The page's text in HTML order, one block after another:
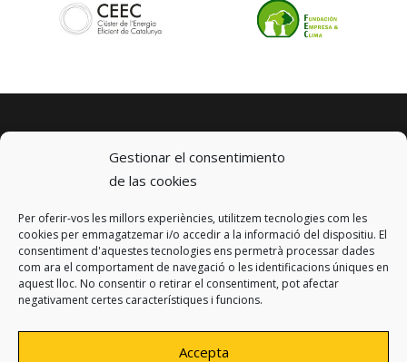
Gestionar el consentimiento
de las cookies
Per oferir-vos les millors experiències, utilitzem tecnologies com les
cookies per emmagatzemar i/o accedir a la informació del dispositiu. El
consentiment d'aquestes tecnologies ens permetrà processar dades
com ara el comportament de navegació o les identificacions úniques en
aquest lloc. No consentir o retirar el consentiment, pot afectar
negativament certes característiques i funcions.
Accepta
© 2023 km0 Energy
Carrer Baldrich 222-226
08223 Terrassa, Barcelona
info@km0.energy